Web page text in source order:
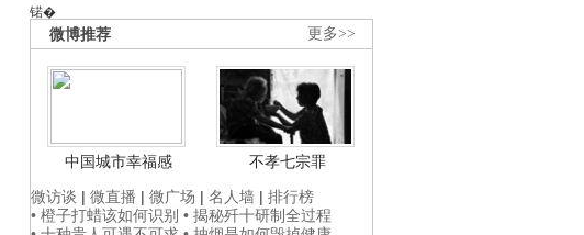
锘�
更多>>
微博推荐
中国城市幸福感
不孝七宗罪
微访谈 | 微直播 | 微广场 | 名人墙 | 排行榜
• 橙子打蜡该如何识别 • 揭秘歼十研制全过程